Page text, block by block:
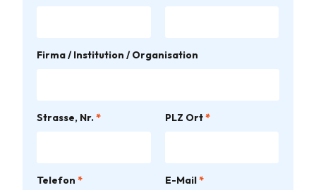
Firma / Institution / Organisation
Strasse, Nr.* PLZ Ort*
Telefon* E-Mail*